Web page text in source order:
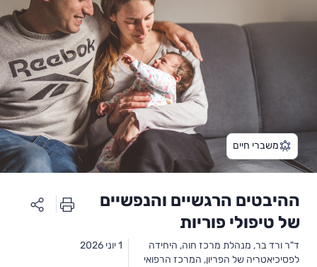
משברי חיים
ההיבטים הרגשיים והנפשיים
של טיפולי פוריות
ד"ר ורד בר, מנהלת מרכז חוה, היחידה
לפסיכיאטריה של הפריון, המרכז הרפואי
1 יוני 2026